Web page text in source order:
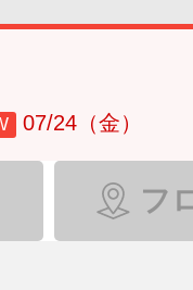
07/24（金）
フ